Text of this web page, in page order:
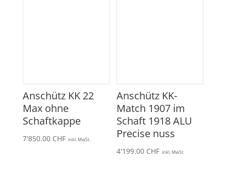
Anschütz KK 22
Max ohne
Schaftkappe
7'850.00 CHF inkl. MwSt.
Anschütz KK-
Match 1907 im
Schaft 1918 ALU
Precise nuss
4'199.00 CHF inkl. MwSt.